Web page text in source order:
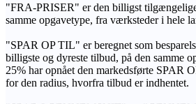
"FRA-PRISER" er den billigst
samme opgavetype, fra værksteder i hele
"SPAR OP TIL" er beregnet som
billigste og dyreste tilbud, på den samme
25% har opnået den markedsførte SPAR
for den radius, hvorfra tilbud er indhentet.